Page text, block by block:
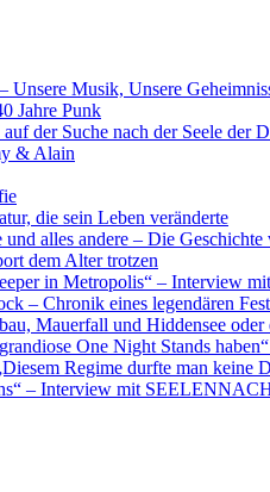
Musik, Unsere
Jahre Punk
der Suche nach der Seele der
& Alain
die sein Leben veränderte
und alles andere – Die
dem Alter trotzen
in Metropolis“ – Interview
– Chronik eines legendären
Mauerfall und Hiddensee
One Night Stands
Regime durfte man
– Interview mit